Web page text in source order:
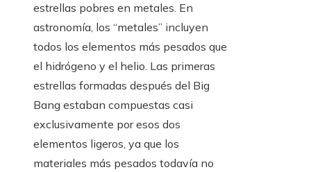
estrellas pobres en metales. En
astronomía, los “metales” incluyen
todos los elementos más pesados que
el hidrógeno y el helio. Las primeras
estrellas formadas después del Big
Bang estaban compuestas casi
exclusivamente por esos dos
elementos ligeros, ya que los
materiales más pesados todavía no